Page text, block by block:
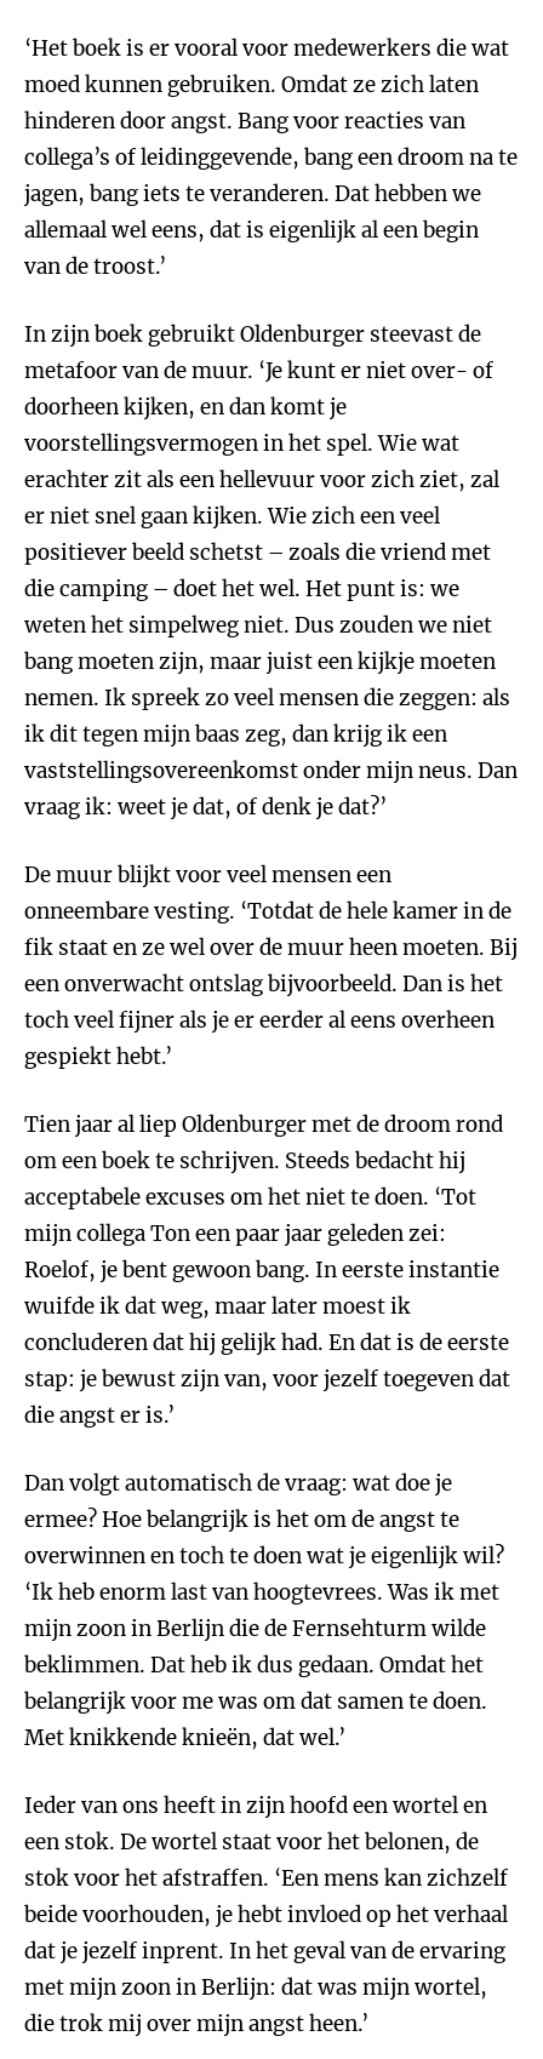
‘Het boek is er vooral voor medewerkers die wat
moed kunnen gebruiken. Omdat ze zich laten
hinderen door angst. Bang voor reacties van
collega’s of leidinggevende, bang een droom na te
jagen, bang iets te veranderen. Dat hebben we
allemaal wel eens, dat is eigenlijk al een begin
van de troost.’
In zijn boek gebruikt Oldenburger steevast de
metafoor van de muur. ‘Je kunt er niet over- of
doorheen kijken, en dan komt je
voorstellingsvermogen in het spel. Wie wat
erachter zit als een hellevuur voor zich ziet, zal
er niet snel gaan kijken. Wie zich een veel
positiever beeld schetst – zoals die vriend met
die camping – doet het wel. Het punt is: we
weten het simpelweg niet. Dus zouden we niet
bang moeten zijn, maar juist een kijkje moeten
nemen. Ik spreek zo veel mensen die zeggen: als
ik dit tegen mijn baas zeg, dan krijg ik een
vaststellingsovereenkomst onder mijn neus. Dan
vraag ik: weet je dat, of denk je dat?’
De muur blijkt voor veel mensen een
onneembare vesting. ‘Totdat de hele kamer in de
fik staat en ze wel over de muur heen moeten. Bij
een onverwacht ontslag bijvoorbeeld. Dan is het
toch veel fijner als je er eerder al eens overheen
gespiekt hebt.’
Tien jaar al liep Oldenburger met de droom rond
om een boek te schrijven. Steeds bedacht hij
acceptabele excuses om het niet te doen. ‘Tot
mijn collega Ton een paar jaar geleden zei:
Roelof, je bent gewoon bang. In eerste instantie
wuifde ik dat weg, maar later moest ik
concluderen dat hij gelijk had. En dat is de eerste
stap: je bewust zijn van, voor jezelf toegeven dat
die angst er is.’
Dan volgt automatisch de vraag: wat doe je
ermee? Hoe belangrijk is het om de angst te
overwinnen en toch te doen wat je eigenlijk wil?
‘Ik heb enorm last van hoogtevrees. Was ik met
mijn zoon in Berlijn die de Fernsehturm wilde
beklimmen. Dat heb ik dus gedaan. Omdat het
belangrijk voor me was om dat samen te doen.
Met knikkende knieën, dat wel.’
Ieder van ons heeft in zijn hoofd een wortel en
een stok. De wortel staat voor het belonen, de
stok voor het afstraffen. ‘Een mens kan zichzelf
beide voorhouden, je hebt invloed op het verhaal
dat je jezelf inprent. In het geval van de ervaring
met mijn zoon in Berlijn: dat was mijn wortel,
die trok mij over mijn angst heen.’